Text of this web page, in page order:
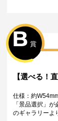
が表示されてい
※単発（1回ボ
注意ください。
Wチャンス賞
キャンペーンで
・抽選は該当
終了後の翌日
・Wチャンス
なります。
B 賞
【選べる！
仕様：約
「景品選択」
のギャラリーよ